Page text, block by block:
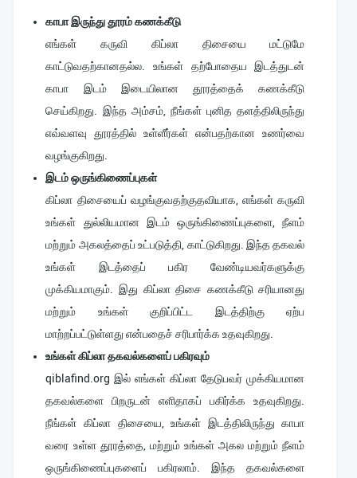
காபா இருந்து தூரம் கணக்கீடு
எங்கள் கருவி கிப்லா திசையை மட்டுமே
காட்டுவதற்கானதல்ல. உங்கள் தற்போதைய இடத்துடன்
காபா இடம் இடையிலான தூரத்தைக் கணக்கீடு
செய்கிறது. இந்த அம்சம், நீங்கள் புனித தளத்திலிருந்து
எவ்வளவு தூரத்தில் உள்ளீர்கள் என்பதற்கான உணர்வை
வழங்குகிறது.
இடம் ஒருங்கிணைப்புகள்
கிப்லா திசையைப் வழங்குவதற்குதவியாக, எங்கள் கருவி
உங்கள் துல்லியமான இடம் ஒருங்கிணைப்புகளை, நீளம்
மற்றும் அகலத்தைப் உட்படுத்தி, காட்டுகிறது. இந்த தகவல்
உங்கள் இடத்தைப் பகிர வேண்டியவர்களுக்கு
முக்கியமாகும். இது கிப்லா திசை கணக்கீடு சரியானது
மற்றும் உங்கள் குறிப்பிட்ட இடத்திற்கு ஏற்ப
மாற்றப்பட்டுள்ளது என்பதைச் சரிபார்க்க உதவுகிறது.
உங்கள் கிப்லா தகவல்களைப் பகிரவும்
qiblafind.org இல் எங்கள் கிப்லா தேடுபவர் முக்கியமான
தகவல்களை பிறருடன் எளிதாகப் பகிர்க்க உதவுகிறது.
நீங்கள் கிப்லா திசையை, உங்கள் இடத்திலிருந்து காபா
வரை உள்ள தூரத்தை, மற்றும் உங்கள் அகல மற்றும் நீளம்
ஒருங்கிணைப்புகளைப் பகிரலாம். இந்த தகவல்களை